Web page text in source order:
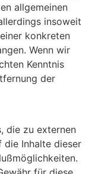
allgemeinen
insoweit
konkreten
Wenn wir
Kenntnis
der
die zu externen
die Inhalte dieser